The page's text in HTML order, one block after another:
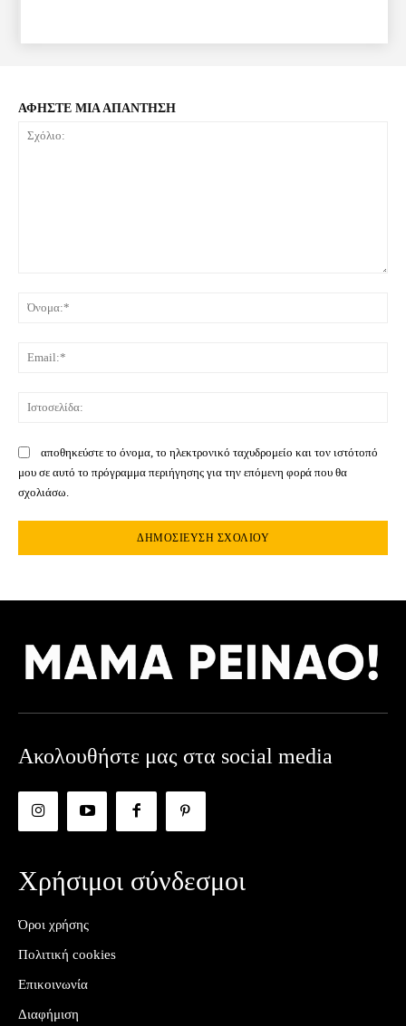
ΑΦΗΣΤΕ ΜΙΑ ΑΠΑΝΤΗΣΗ
αποθηκεύστε το όνομα, το ηλεκτρονικό ταχυδρομείο και τον ιστότοπό
μου σε αυτό το πρόγραμμα περιήγησης για την επόμενη φορά που θα
σχολιάσω.
Ακολουθήστε μας στα social media
Χρήσιμοι σύνδεσμοι
Όροι χρήσης
Πολιτική cookies
Επικοινωνία
Διαφήμιση